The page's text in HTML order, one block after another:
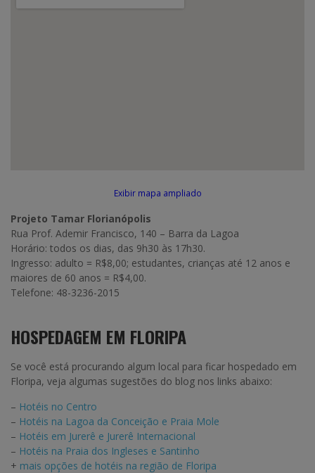
Exibir mapa ampliado
Projeto Tamar Florianópolis
Rua Prof. Ademir Francisco, 140 – Barra da Lagoa
Horário: todos os dias, das 9h30 às 17h30.
Ingresso: adulto = R$8,00; estudantes, crianças até 12 anos e
maiores de 60 anos = R$4,00.
Telefone: 48-3236-2015
HOSPEDAGEM EM FLORIPA
Se você está procurando algum local para ficar hospedado em
Floripa, veja algumas sugestões do blog nos links abaixo:
– Hotéis no Centro
– Hotéis na Lagoa da Conceição e Praia Mole
– Hotéis em Jurerê e Jurerê Internacional
– Hotéis na Praia dos Ingleses e Santinho
+ mais opções de hotéis na região de Floripa